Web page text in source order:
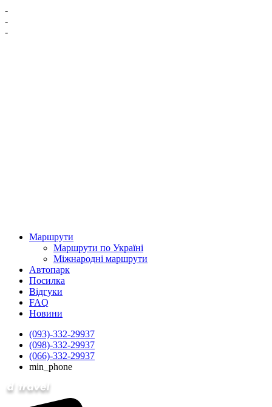
-
-
-
Маршрути
Маршрути по Україні
Міжнародні маршрути
Автопарк
Посилка
Відгуки
FAQ
Новини
(093)-332-29937
(098)-332-29937
(066)-332-29937
min_phone